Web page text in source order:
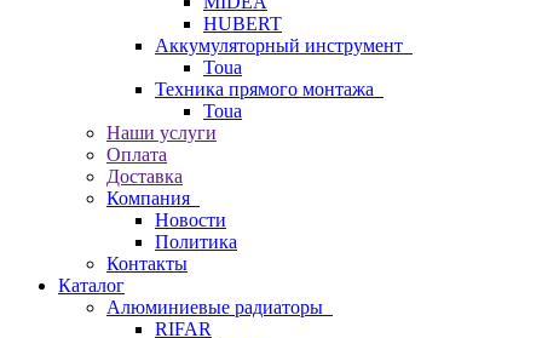
HUBERT
Аккумуляторный инструмент
Toua
Техника прямого монтажа
Toua
Наши услуги
Оплата
Доставка
Компания
Новости
Политика
Контакты
Каталог
Алюминиевые радиаторы
RIFAR